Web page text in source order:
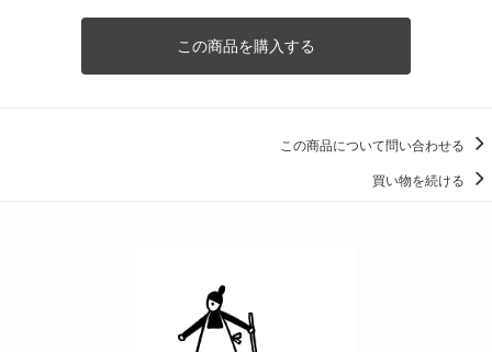
この商品を購入する
この商品について問い合わせる
買い物を続ける